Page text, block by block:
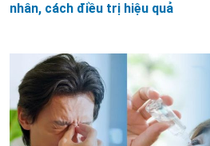
nhân, cách điều trị hiệu quả